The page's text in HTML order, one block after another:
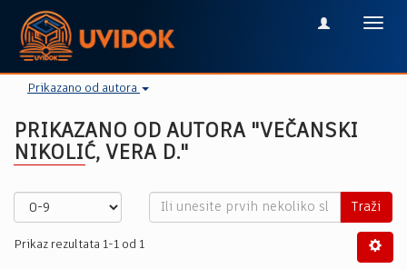
Prikazano od autora
PRIKAZANO OD AUTORA "VEČANSKI
NIKOLIĆ, VERA D."
Traži
Prikaz rezultata 1-1 od 1